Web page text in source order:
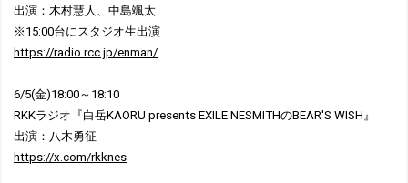
出演：木村慧人、中島颯太
※15:00台にスタジオ生出演
https://radio.rcc.jp/enman/
6/5(金)18:00～18:10
RKKラジオ『白岳KAORU presents EXILE NESMITHのBEAR'S WISH』
出演：八木勇征
https://x.com/rkknes